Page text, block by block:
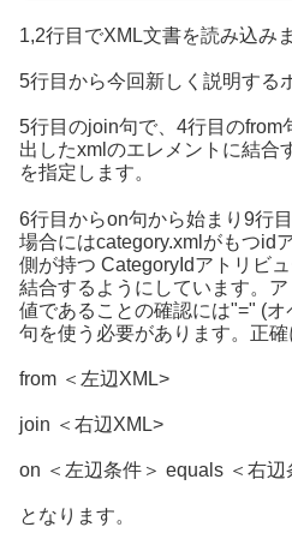
1,2行目でXML文書を読み込みま
5行目から今回新しく説明する
5行目のjoin句で、4行目のfrom
出したxmlのエレメントに結合
を指定します。
6行目からon句から始まり9行
場合にはcategory.xmlがもつid
側が持つ CategoryIdアトリビ
結合するようにしています。
値であることの確認には"=" (
句を使う必要があります。正確
from ＜左辺XML>
join ＜右辺XML>
on ＜左辺条件＞ equals ＜右辺
となります。